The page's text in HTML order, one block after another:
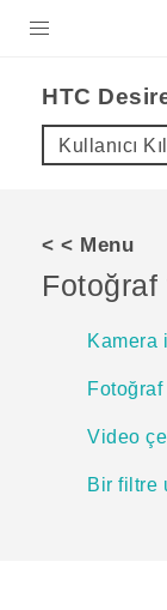
VIVE
VIVERSE
DESTEK
HTC
Kullanıcı
< < Menu
Kamera
Video
Bir filtre